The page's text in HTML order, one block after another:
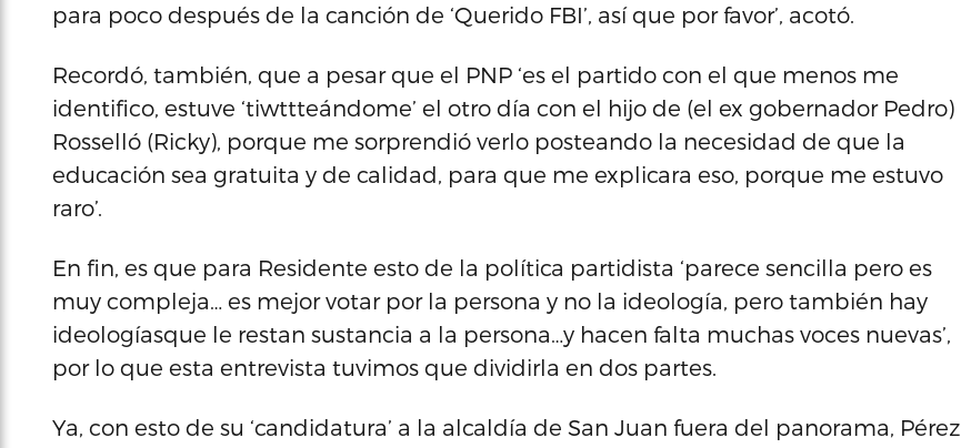
para poco después de la canción de ‘Querido FBI’, así que por favor’, acotó.
Recordó, también, que a pesar que el PNP ‘es el partido con el que menos me
identifico, estuve ‘tiwttteándome’ el otro día con el hijo de (el ex gobernador Pedro)
Rosselló (Ricky), porque me sorprendió verlo posteando la necesidad de que la
educación sea gratuita y de calidad, para que me explicara eso, porque me estuvo
raro’.
En fin, es que para Residente esto de la política partidista ‘parece sencilla pero es
muy compleja… es mejor votar por la persona y no la ideología, pero también hay
ideologíasque le restan sustancia a la persona…y hacen falta muchas voces nuevas’,
por lo que esta entrevista tuvimos que dividirla en dos partes.
Ya, con esto de su ‘candidatura’ a la alcaldía de San Juan fuera del panorama, Pérez